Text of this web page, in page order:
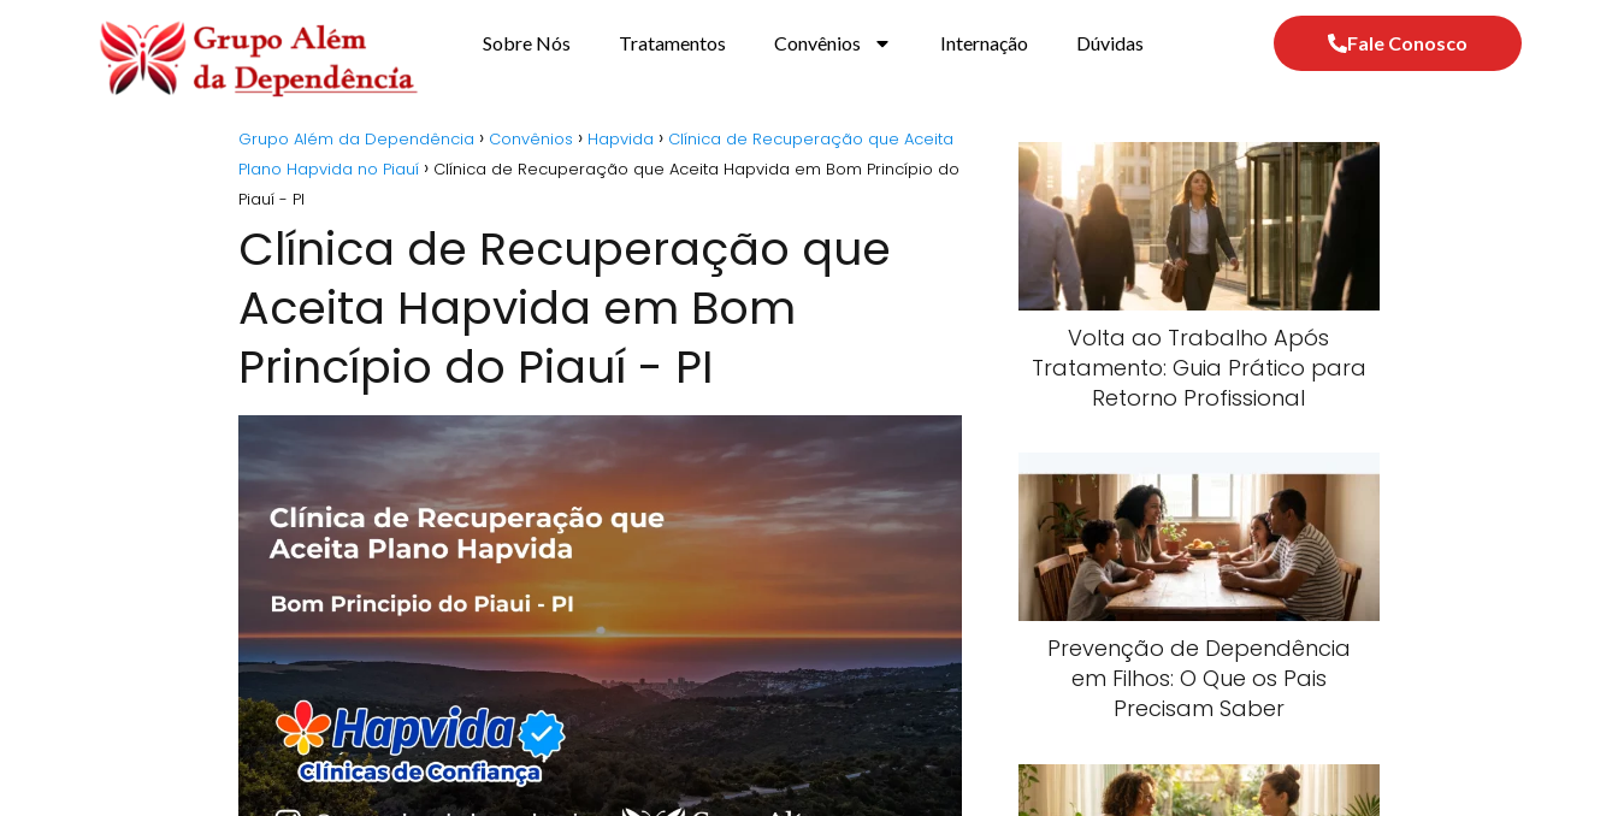
Sobre Nós Tratamentos Convênios Internação Dúvidas Fale Conosco
Grupo Além da Dependência Convênios Hapvida
Clínica de Recuperação que Aceita
Plano Hapvida no Piauí
Clínica de Recuperação que Aceita Hapvida em Bom Princípio do
Piauí - PI
Clínica de Recuperação que
Aceita Hapvida em Bom
Princípio do Piauí - PI
Volta ao Trabalho Após
Tratamento: Guia Prático para
Retorno Profissional
Prevenção de Dependência
em Filhos: O Que os Pais
Precisam Saber